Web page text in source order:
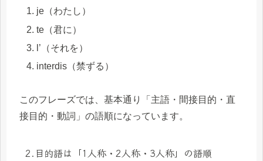
je（わたし）
te（君に）
l’（それを）
interdis（禁ずる）
このフレーズでは、基本通り「主語・間接目的・直
接目的・動詞」の語順になっています。
2.目的語は「1人称・2人称・3人称」の語順